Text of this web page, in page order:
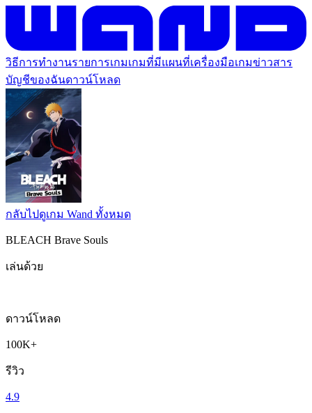
วิธีการทำงานรายการเกมเกมที่มีแผนที่เครื่องมือเกมข่าวสาร
บัญชีของฉันดาวน์โหลด
กลับไปดูเกม Wand ทั้งหมด
BLEACH Brave Souls
เล่นด้วย
ดาวน์โหลด
100K+
รีวิว
4.9